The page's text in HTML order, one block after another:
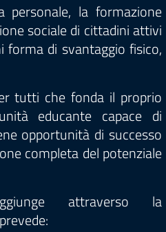
personale, la formazione
sociale di cittadini attivi
forma di svantaggio fisico,
tutti che fonda il proprio
educante capace di
opportunità di successo
completa del potenziale
attraverso la